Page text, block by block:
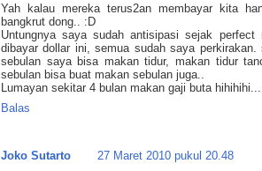
Yah kalau mereka terus2an membayar kita
bangkrut dong.. :D
Untungnya saya sudah antisipasi sejak perfect
dibayar dollar ini, semua sudah saya
sebulan saya bisa makan tidur, makan tidur
sebulan bisa buat makan sebulan juga..
Lumayan sekitar 4 bulan makan gaji buta hihihihi...
Balas
Joko Sutarto
27 Maret 2010 pukul 20.48